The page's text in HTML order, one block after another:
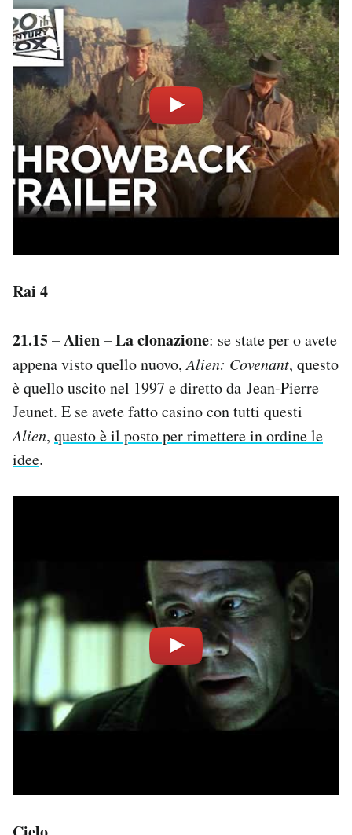
Rai 4
21.15 – Alien – La clonazione: se state per o avete
appena visto quello nuovo,Alien: Covenant, questo
è quello uscito nel 1997 e diretto da Jean-Pierre
Jeunet. E se avete fatto casino con tutti questi
Alien, questo è il posto per rimettere in ordine le
idee.